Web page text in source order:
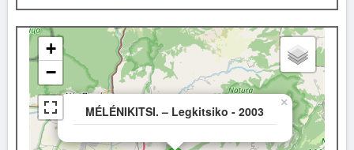
MÉLÉNIKITSI. – Legkitsiko - 2003
×
+
−